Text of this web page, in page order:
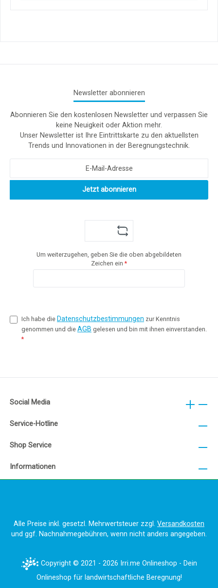
Newsletter abonnieren
Abonnieren Sie den kostenlosen Newsletter und verpassen Sie
keine Neuigkeit oder Aktion mehr.
Unser Newsletter ist Ihre Eintrittskarte zu den aktuellsten
Trends und Innovationen in der Beregnungstechnik.
Jetzt abonnieren
Um weiterzugehen, geben Sie die oben abgebildeten
Zeichen ein *
Ich habe die Datenschutzbestimmungen zur Kenntnis
genommen und die AGB gelesen und bin mit ihnen einverstanden.
*
Service-Hotline
Shop Service
Informationen
Social Media
Alle Preise inkl. gesetzl. Mehrwertsteuer zzgl. Versandkosten
und ggf. Nachnahmegebühren, wenn nicht anders angegeben.
Copyright © 2021 - 2026 Irri.me Onlineshop - Dein
Onlineshop für landwirtschaftliche Beregnung!